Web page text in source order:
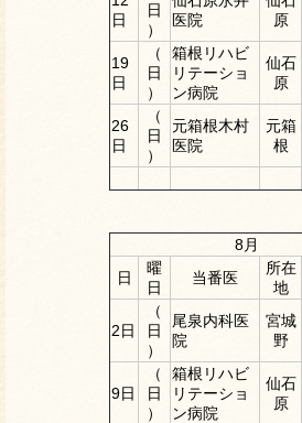
日
日
）
医院
原
19
日
（
日
）
箱根リハビ
リテーショ
ン病院
仙石
原
26
日
（
日
）
元箱根木村
医院
元箱
根
8月
日
曜
日
当番医
所在
地
2日
（
日
）
尾泉内科医
院
宮城
野
9日
（
日
）
箱根リハビ
リテーショ
ン病院
仙石
原